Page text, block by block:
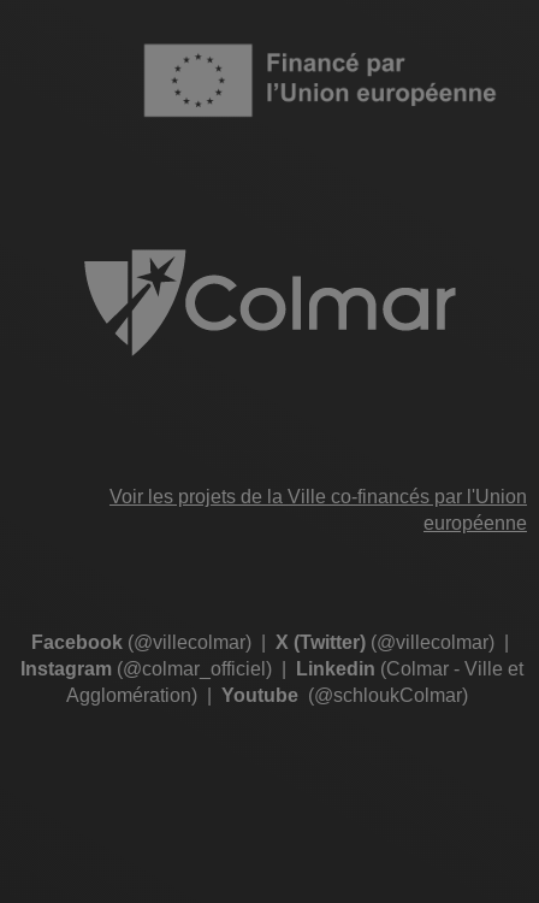
Image
Voir les projets de la Ville co-financés par l'Union
européenne
Facebook(@villecolmar)| X (Twitter)(@villecolmar)|
Instagram (@colmar_officiel) Linkedin (Colmar - Ville et
Agglomération)
Youtube (@schloukColmar)